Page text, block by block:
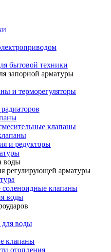
бытовой техники
запорной арматуры
и терморегуляторы
клапаны
и редукторы
воды
регулирующей арматуры
клапаны
воды
воды
клапаны
отопления